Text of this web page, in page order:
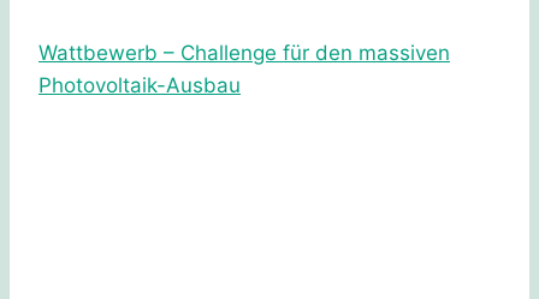
Wattbewerb – Challenge für den massiven
Photovoltaik-Ausbau